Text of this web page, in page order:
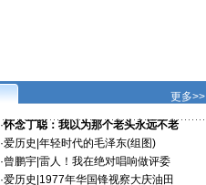
更多>>
·怀念丁聪：我以为那个老头永远不老
·爱历史 年轻时代的毛泽东(组图)
·曾鹏宇| 雷人！我在绝对唱响做评委
·爱历史 1977年华国锋视察大庆油田